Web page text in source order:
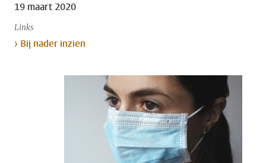
19 maart 2020
Links
› Bij nader inzien